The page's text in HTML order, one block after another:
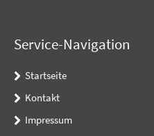
Service-Navigation
Startseite
Kontakt
Impressum